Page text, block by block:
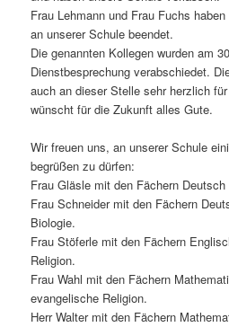
Frau Lehmann und Frau Fuchs
an unserer Schule beendet.
Die genannten Kollegen wurden am
Dienstbesprechung verabschiedet.
auch an dieser Stelle sehr herzlich
wünscht für die Zukunft alles Gute.
Wir freuen uns, an unserer Schule
begrüßen zu dürfen:
Frau Gläsle mit den Fächern
Frau Schneider mit den Fächern
Biologie.
Frau Stöferle mit den Fächern
Religion.
Frau Wahl mit den Fächern
evangelische Religion.
Herr Walter mit den Fächern